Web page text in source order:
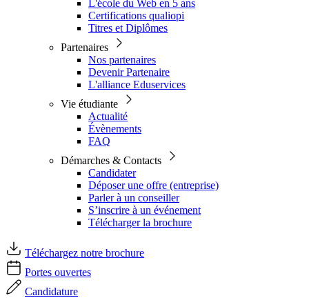
L'école du Web en 5 ans
Certifications qualiopi
Titres et Diplômes
Partenaires
Nos partenaires
Devenir Partenaire
L'alliance Eduservices
Vie étudiante
Actualité
Évènements
FAQ
Démarches & Contacts
Candidater
Déposer une offre (entreprise)
Parler à un conseiller
S’inscrire à un événement
Télécharger la brochure
Téléchargez notre brochure
Portes ouvertes
Candidature